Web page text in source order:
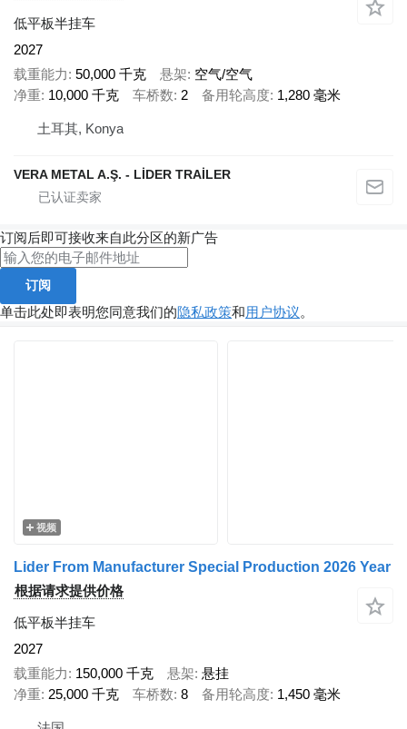
低平板半挂车
2027
载重能力 50,000 千克 悬架 空气/空气
净重 10,000 千克 车桥数 2 备用轮高度 1,280 毫米
土耳其, Konya
VERA METAL A.Ş. - LİDER TRAİLER
订阅后即可接收来自此分区的新广告
订阅
单击此处即表明您同意我们的隐私政策和用户协议。
视频
Lider From Manufacturer Special Production 2026 Year
根据请求提供价格
低平板半挂车
2027
载重能力
150,000 千克 悬架 悬挂
净重 25,000 千克 车桥数 8 备用轮高度 1,450 毫米